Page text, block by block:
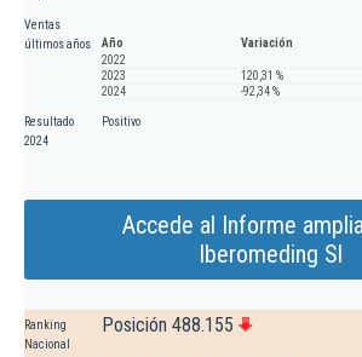
Ventas
últimos años
Año
Variación
2022
2023
120,31 %
2024
-92,34 %
Resultado
2024
Positivo
Accede al Informe
Iberomeding Sl
Ranking
Nacional
Posición 488.155